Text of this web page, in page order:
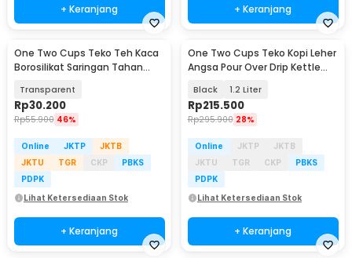
+ Keranjang + Keranjang
One Two Cups Teko Teh Kaca
Borosilikat Saringan Tahan
Transparent
Rp30.200
Rp55.900 46%
Online JKTP
JKTB
JKTU
TGR CKP
PBKS
PDPK
Lihat Ketersediaan Stok
+ Keranjang
One Two Cups Teko Kopi Leher
Angsa Pour Over Drip Kettle
Black 1.2 Liter
Rp215.500
Rp295.900 28%
Online JKTP
JKTB
JKTU
TGR CKP
PBKS
PDPK
Lihat Ketersediaan Stok
+ Keranjang